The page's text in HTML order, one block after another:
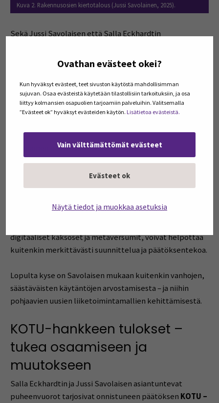
Ovathan evästeet okei?
Kun hyväksyt evästeet, teet sivuston käytöstä mahdollisimman
sujuvan. Osaa evästeistä käytetään tilastollisiin tarkoituksiin, ja osa
liittyy kolmansien osapuolien tarjoamiin palveluihin. Valitsemalla
”Evästeet ok” hyväksyt evästeiden käytön. Lisätietoa evästeistä.
Vain välttämättömät evästeet
Evästeet ok
Näytä tiedot ja muokkaa asetuksia
Kuva 2. Rakennusosien kiertotalous (Jussi Savolainen, 2025).
Sekä Jussi Savolaisen että Salla Eckhardtin
irrallinen tai päälle liimattava osa nykyistä prosessia,
elinkaariajattelua. Kiertotalous muuttaa prosessia ja sen
vaikutukset tulee huomioida jo rakennushankkeen
varhaisessa suunnitteluvaiheessa – ei vasta
Savolainen nosti esiin useita kiertotalouden
edistämiseen liittyviä haasteita, eli niin sanottuja
”pullonkauloja”. Näitä ovat esimerkiksi suunnittelun
lähtötietojen puutteet, epäyhtenäiset
urakoinnin sopimusmallit. Nykyaikaiset digitaaliset
digitaaliset kaksoset ja metaversumit, voivat helpottaa
kuitenkin merkittävästi suunnittelua ja päätöksentekoa.
Lopulta kyse on Savolaisen mukaan kuitenkin vanhojen,
säästäväisten käytäntöjen arvostamisesta – ja niihin
pohjaavien uusien liiketoimintamallien kehittämisestä.
KOTU-hankkeen tulokset –
tukea osaamiseen ja
muutokseen
Salla Eckhardtin ja Jussi Savolaisen asiantuntevat
puheenvuorot tarjosivat onnistuneen päätöksen KOTU –